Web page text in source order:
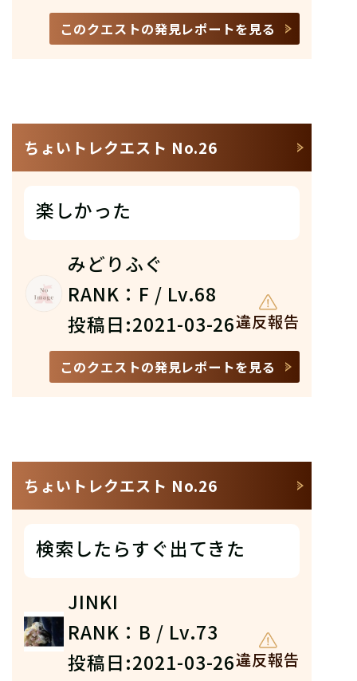
このクエストの発見レポートを見る
ちょいトレクエスト No.26
楽しかった
みどりふぐ
RANK：F / Lv.68
投稿日:2021-03-26違反報告
このクエストの発見レポートを見る
ちょいトレクエスト No.26
検索したらすぐ出てきた
JINKI
RANK：B / Lv.73
投稿日:2021-03-26違反報告